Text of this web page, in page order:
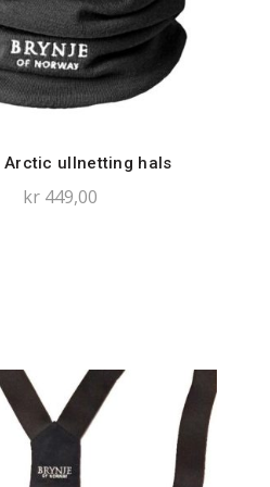
Arctic ullnetting hals
kr 449,00